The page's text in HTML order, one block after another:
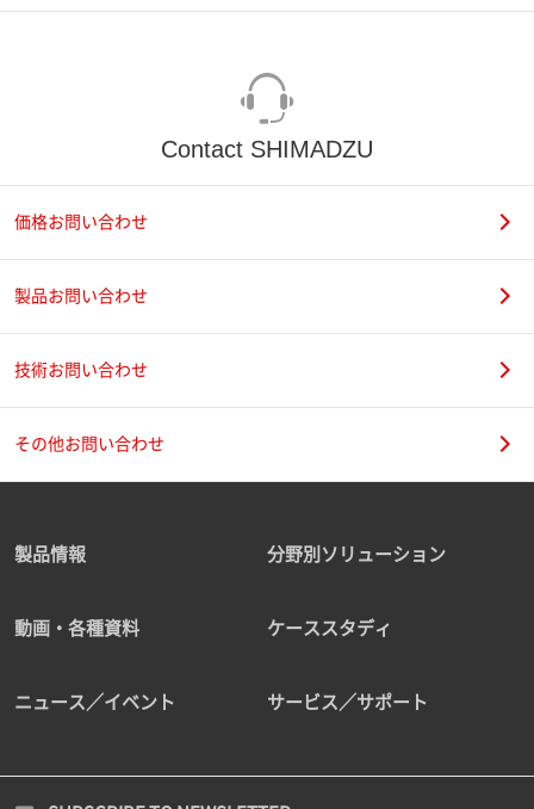
Contact SHIMADZU
価格お問い合わせ
製品お問い合わせ
技術お問い合わせ
その他お問い合わせ
製品情報 分野別ソリューション
動画・各種資料 ケーススタディ
ニュース／イベント サービス／サポート